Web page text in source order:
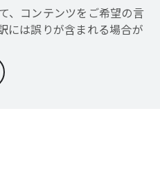
、コンテンツをご希望の言
には誤りが含まれる場合が